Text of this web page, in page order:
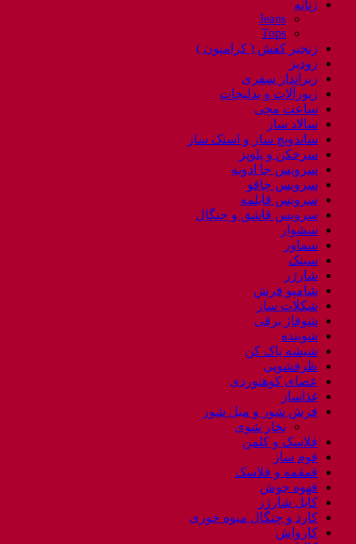
زنانه
Jeans
Tops
زنجیر کفش ( کرامپون )
زودپز
زیرانداز سفری
زیورآلات و بدلیجات
ساعت مچی
سالاد ساز
ساندویچ ساز و اسنک ساز
سرخکن و پلوپز
سرویس جا ادویه
سرویس چاقو
سرویس قابلمه
سرویس قاشق و چنگال
سشوار
سماور
سینک
شارژر
شامپو فرش
شکلات ساز
شوفاژ برقی
شوینده
شیشه پاک کن
ظرفشویی
عصای کوهنوردی
غذاساز
فرش شور و مبل شور
بخار شوی
فلاسک و کلمن
فوم ساز
قمقمه و فلاسک
قهوه جوش
کابل شارژر
کارد و چنگال میوه خوری
کارواش